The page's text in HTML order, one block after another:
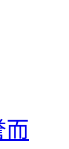
而